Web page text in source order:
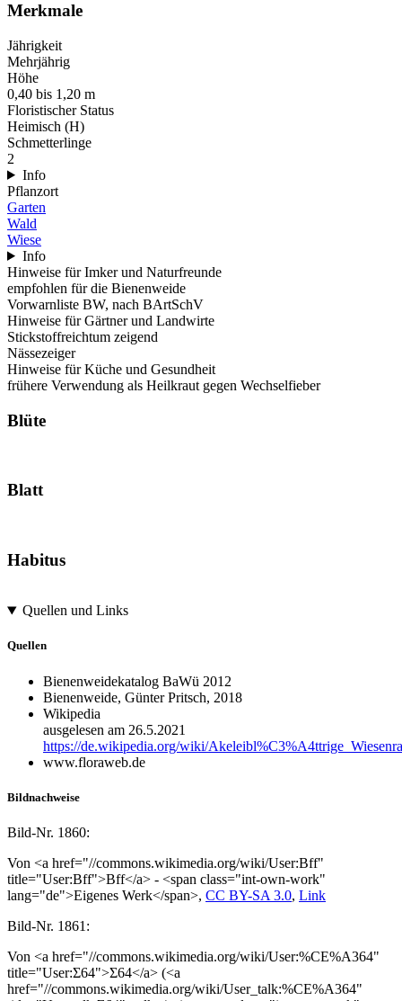
Merkmale
Jährigkeit
Mehrjährig
Höhe
0,40 bis 1,20 m
Floristischer Status
Heimisch (H)
Schmetterlinge
2
Info
Pflanzort
Garten
Wald
Wiese
Info
Hinweise für Imker und Naturfreunde
empfohlen für die Bienenweide
Vorwarnliste BW, nach BArtSchV
Hinweise für Gärtner und Landwirte
Stickstoffreichtum zeigend
Nässezeiger
Hinweise für Küche und Gesundheit
frühere Verwendung als Heilkraut gegen Wechselfieber
Blüte
Blatt
Habitus
Quellen und Links
Quellen
Bienenweidekatalog BaWü 2012
Bienenweide, Günter Pritsch, 2018
Wikipedia
ausgelesen am 26.5.2021
https://de.wikipedia.org/wiki/
www.floraweb.de
Bildnachweise
Bild-Nr. 1860:
Von <a href="//commons.wikimedia.org/wiki/User:Bff"
title="User:Bff">Bff</a> - <span class="int-own-work"
lang="de">Eigenes Werk</span>, CC BY-SA 3.0, Link
Bild-Nr. 1861:
Von <a href="//commons.wikimedia.org/wiki/User:%CE%A364"
title="User:Σ64">Σ64</a> (<a
href="//commons.wikimedia.org/wiki/User_talk:%CE%A364"